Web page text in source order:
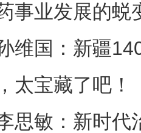
事 | 荣成：我很荣幸
事业发展的蜕
维国：新疆
太宝藏了吧！
思敏：新时代